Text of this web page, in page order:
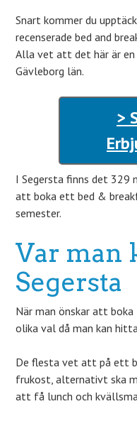
Snart kommer du
recenserade bed and
Alla vet att det här är en
Gävleborg län.
>
I Segersta finns det 329
att boka ett bed &
semester.
Var man
Segersta
När man önskar att
olika val då man kan
De flesta vet att på ett
frukost, alternativt ska
att få lunch och